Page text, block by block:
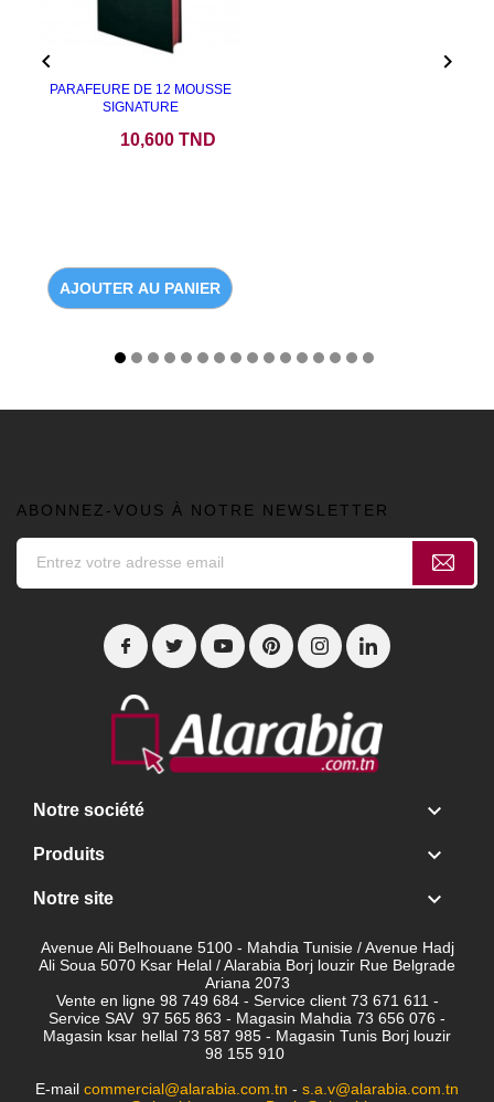
PARAFEURE DE 12 MOUSSE
SIGNATURE
10,600 TND
AJOUTER AU PANIER
 
ABONNEZ-VOUS À NOTRE NEWSLETTER
Notre société 
Produits 
Notre site 
Avenue Ali Belhouane 5100 - Mahdia Tunisie / Avenue Hadj
Ali Soua 5070 Ksar Helal / Alarabia Borj louzir Rue Belgrade
Ariana 2073
Vente en ligne 98 749 684 - Service client 73 671 611 -
Service SAV 97 565 863 - Magasin Mahdia 73 656 076 -
Magasin ksar hellal 73 587 985 - Magasin Tunis Borj louzir
98 155 910
E-mail commercial@alarabia.com.tn - s.a.v@alarabia.com.tn